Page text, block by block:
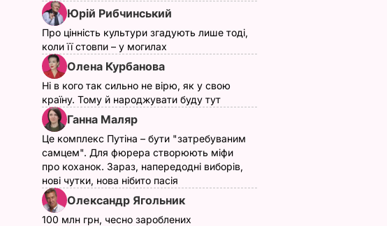
Юрій Рибчинський
Про цінність культури згадують лише тоді,
коли її стовпи – у могилах
Олена Курбанова
Ні в кого так сильно не вірю, як у свою
країну. Тому й народжувати буду тут
Ганна Маляр
Це комплекс Путіна – бути "затребуваним
самцем". Для фюрера створюють міфи
про коханок. Зараз, напередодні виборів,
нові чутки, нова нібито пасія
Олександр Ягольник
100 млн грн, чесно зароблених